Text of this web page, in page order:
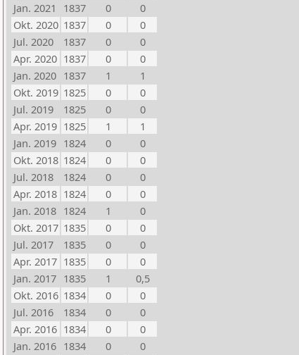
Jan. 2021
1837 0
0
Okt. 2020 1837 0
0
Jul. 2020
1837 0
0
Apr. 2020 1837 0
0
Jan. 2020 1837 1
1
Okt. 2019 1825 0
0
Jul. 2019
1825 0
0
Apr. 2019 1825 1
1
Jan. 2019 1824 0
0
Okt. 2018 1824 0
0
Jul. 2018
1824 0
0
Apr. 2018 1824 0
0
Jan. 2018 1824 1
0
Okt. 2017 1835 0
0
Jul. 2017
1835 0
0
Apr. 2017 1835 0
0
Jan. 2017 1835 1
0,5
Okt. 2016 1834 0
0
Jul. 2016
1834 0
0
Apr. 2016 1834 0
0
Jan. 2016 1834 0
0